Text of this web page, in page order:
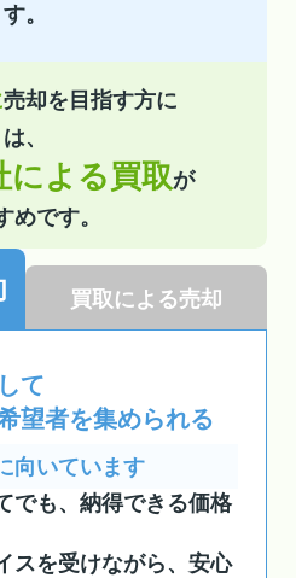
す。
売却を目指す方に
は、
による買取が
めです。
買取による売却
て
望者を集められる
向いています
でも、納得できる価格
スを受けながら、安心